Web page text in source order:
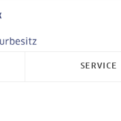
SERVICE